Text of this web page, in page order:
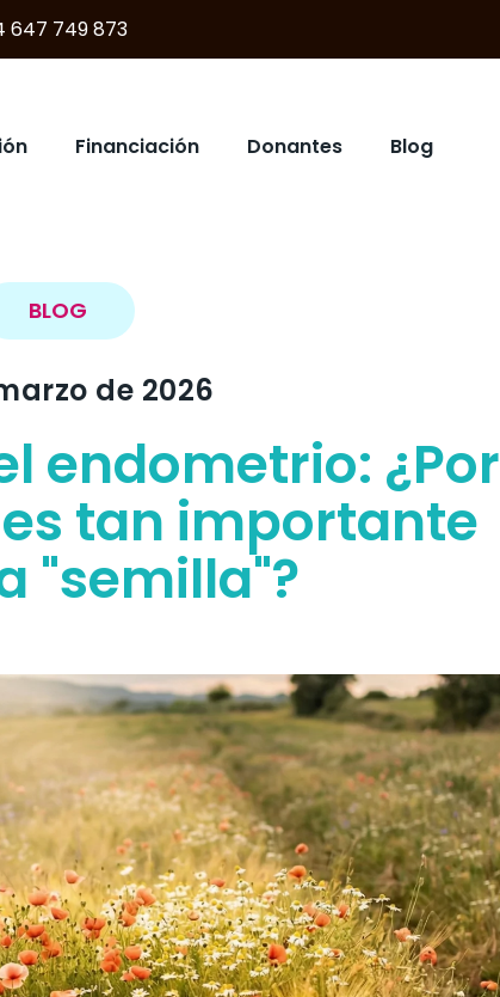
647 749 873
Financiación Donantes Blog
BLOG
de 2026
endometrio: ¿Por
tan importante
"semilla"?